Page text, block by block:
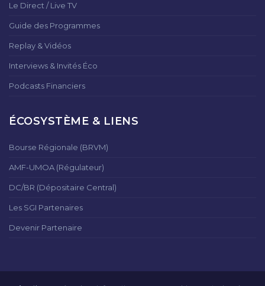
Le Direct / Live TV
Guide des Programmes
Replay & Vidéos
Interviews & Invités Éco
Podcasts Financiers
ÉCOSYSTÈME & LIENS
Bourse Régionale (BRVM)
AMF-UMOA (Régulateur)
DC/BR (Dépositaire Central)
Les SGI Partenaires
Devenir Partenaire